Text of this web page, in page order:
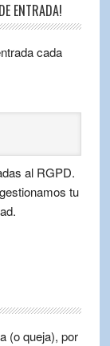
ENTRADA!
cada
al RGPD.
tu
(o queja), por